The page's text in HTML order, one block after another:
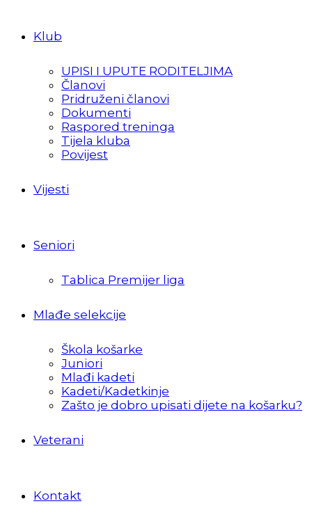
Klub
UPISI I UPUTE RODITELJIMA
Članovi
Pridruženi članovi
Dokumenti
Raspored treninga
Tijela kluba
Povijest
Vijesti
Seniori
Tablica Premijer liga
Mlađe selekcije
Škola košarke
Juniori
Mlađi kadeti
Kadeti/Kadetkinje
Zašto je dobro upisati dijete na košarku?
Veterani
Kontakt